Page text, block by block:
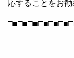
応することをお勧